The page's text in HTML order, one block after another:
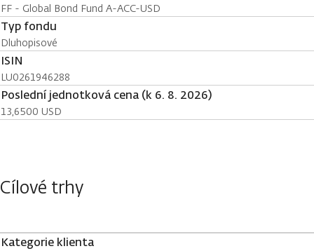
FF - Global Bond Fund A-ACC-USD
Typ fondu
Dluhopisové
ISIN
LU0261946288
Poslední jednotková cena (k 6. 8. 2026)
13,6500 USD
Cílové trhy
Kategorie klienta